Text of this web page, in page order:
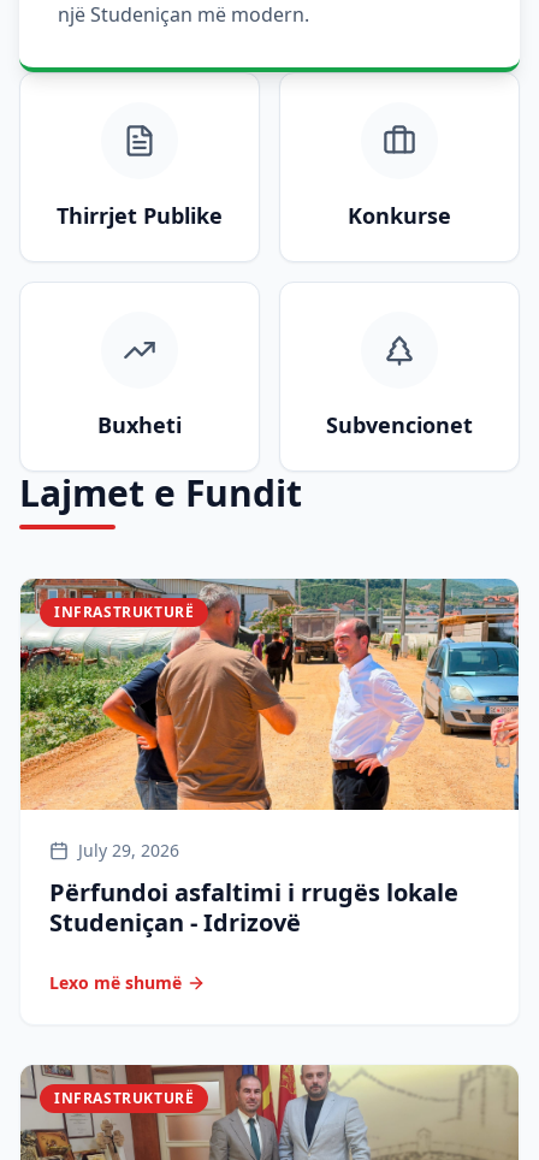
një Studeniçan më modern.
Thirrjet Publike Konkurse
Buxheti Subvencionet
Lajmet e Fundit
INFRASTRUKTURË
July 29, 2026
Përfundoi asfaltimi i rrugës lokale
Studeniçan - Idrizovë
Lexo më shumë
INFRASTRUKTURË